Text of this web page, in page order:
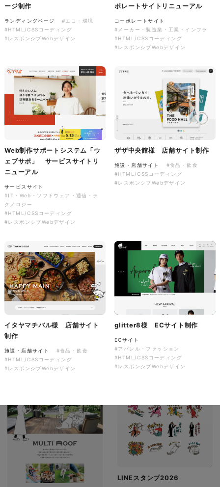
株式会社colorful studio様
『かねた忠右衛門』 サービス
サイト制作
#アパレル・ファッション
#HTML/CSSコーディング
#レスポンシブWebデザイン
コーポレートサイト
#HTML/CSSコーディング
#レスポンシブWebデザイン
有限会社ディーズ様 ハンドタ
オルとのしステッカー 新年の
ご挨拶を彩る、オリジナルノベ
ルティ制作。
ノベルティ
#建設・住宅・不動産・インテリア
LINEスタンプ2026
ージ制作
ランディングページ
#エコ・環境
#HTML/CSSコーディング
#レスポンシブWebデザイン
ポレートサイトリニューアル
コーポレートサイト
#メーカー・製造業・工業・インフラ
#HTML/CSSコーディング
#レスポンシブWebデザイン
Web制作サポートシステム「ウ
ェブサポ」 サービスサイトリ
ニューアル
サービスサイト
#IT・Web・ソフトウェア・通信・テ
クノロジー
#HTML/CSSコーディング
#レスポンシブWebデザイン
ザザ中央館様 店舗サイト制作
施設・店舗サイト
#食品・飲食
#HTML/CSSコーディング
#レスポンシブWebデザイン
イタヤマチバル様 店舗サイト
制作
施設・店舗サイト
#食品・飲食
#HTML/CSSコーディング
#レスポンシブWebデザイン
glitter8様 ECサイト制作
ECサイト
#アパレル・ファッション
#HTML/CSSコーディング
#レスポンシブWebデザイン